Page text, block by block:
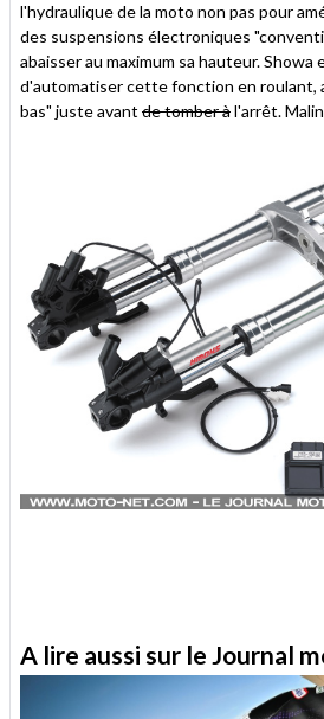
l'hydraulique de la moto non pas pour
des suspensions électroniques
abaisser au maximum sa hauteur. Showa
d'automatiser cette fonction en roulant,
bas" juste avant de tomber àl'arrêt.
A lire aussi sur le Journal